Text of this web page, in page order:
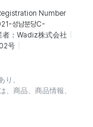
Number
성남분당C-
者：Wadiz株式会社
号
り、
、商品、商品情報、